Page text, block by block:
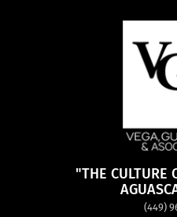
"THE CULTURE
(449)